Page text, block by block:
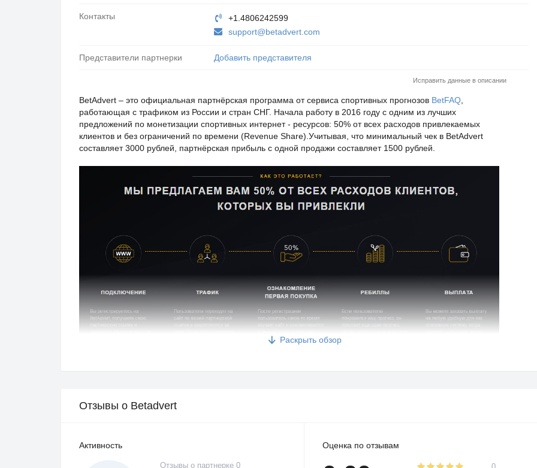
Контакты
+1.4806242599
support@betadvert.com
Представители партнерки Добавить представителя
Исправить данные в описании
BetAdvert – это официальная партнёрская программа от сервиса спортивных прогнозов BetFAQ,
работающая с трафиком из России и стран СНГ. Начала работу в 2016 году с одним из лучших
предложений по монетизации спортивных интернет - ресурсов: 50% от всех расходов привлекаемых
клиентов и без ограничений по времени (Revenue Share).Учитывая, что минимальный чек в BetAdvert
составляет 3000 рублей, партнёрская прибыль с одной продажи составляет 1500 рублей.
которые он успевает потратить около 18 000 рублей и сгенерировать 9000 рублей партнёрской прибыли.
Раскрыть обзор
Отзывы о Betadvert
Активность
Отзывы о партнерке 0
Оценка по отзывам